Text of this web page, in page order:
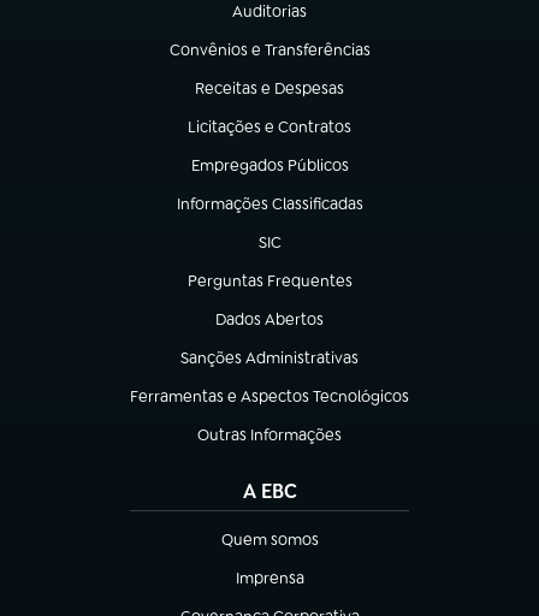
Auditorias
(abre em nova aba)
Convênios e Transferências
(abre em nova aba)
Receitas e Despesas
(abre em nova aba)
Licitações e Contratos
(abre em nova aba)
Empregados Públicos
(abre em nova aba)
Informações Classificadas
(abre em nova aba)
SIC
(abre em nova aba)
Perguntas Frequentes
(abre em nova aba)
Dados Abertos
(abre em nova aba)
Sanções Administrativas
(abre em nova aba)
Ferramentas e Aspectos Tecnológicos
(abre em nova aba)
Outras Informações
(abre em nova aba)
A EBC
Quem somos
(abre em nova aba)
Imprensa
(abre em nova aba)